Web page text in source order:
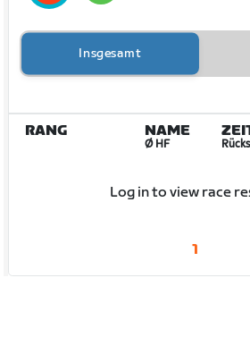
Insgesamt
RANG NAME
Ø HF
Log in to view race
1